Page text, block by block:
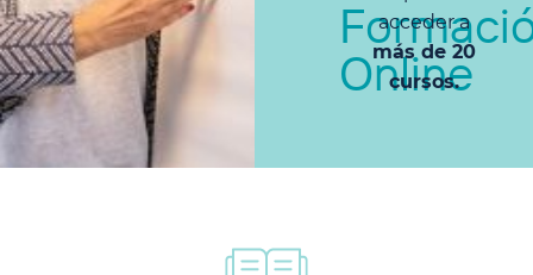
Online
acceder a
más de 20
cursos.